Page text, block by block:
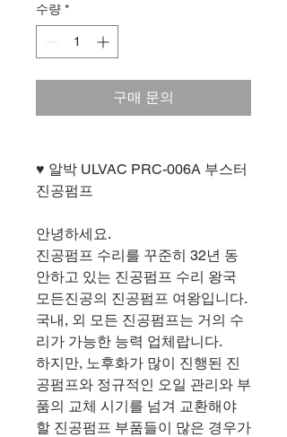
수량 *
구매 문의
♥ 알박 ULVAC PRC-006A 부스터
진공펌프
안녕하세요.
진공펌프 수리를 꾸준히 32년 동
안하고 있는 진공펌프 수리 왕국
모든진공의 진공펌프 여왕입니다.
국내, 외 모든 진공펌프는 거의 수
리가 가능한 능력 업체랍니다.
하지만, 노후화가 많이 진행된 진
공펌프와 정규적인 오일 관리와 부
품의 교체 시기를 넘겨 교환해야
할 진공펌프 부품들이 많은 경우가